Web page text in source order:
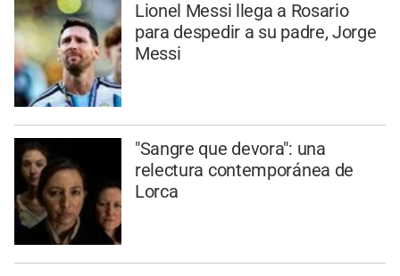
Lionel Messi llega a Rosario
para despedir a su padre, Jorge
Messi
"Sangre que devora": una
relectura contemporánea de
Lorca